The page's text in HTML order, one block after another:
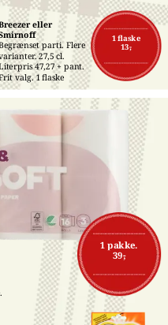
1 flaske
13,-
eller
parti. Flere
27,5 cl.
47,27 + pant.
valg. 1 flaske
1 pakke.
39,-